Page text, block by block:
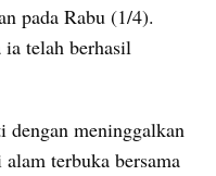
pada Rabu (1/4).
telah berhasil
dengan meninggalkan
terbuka bersama